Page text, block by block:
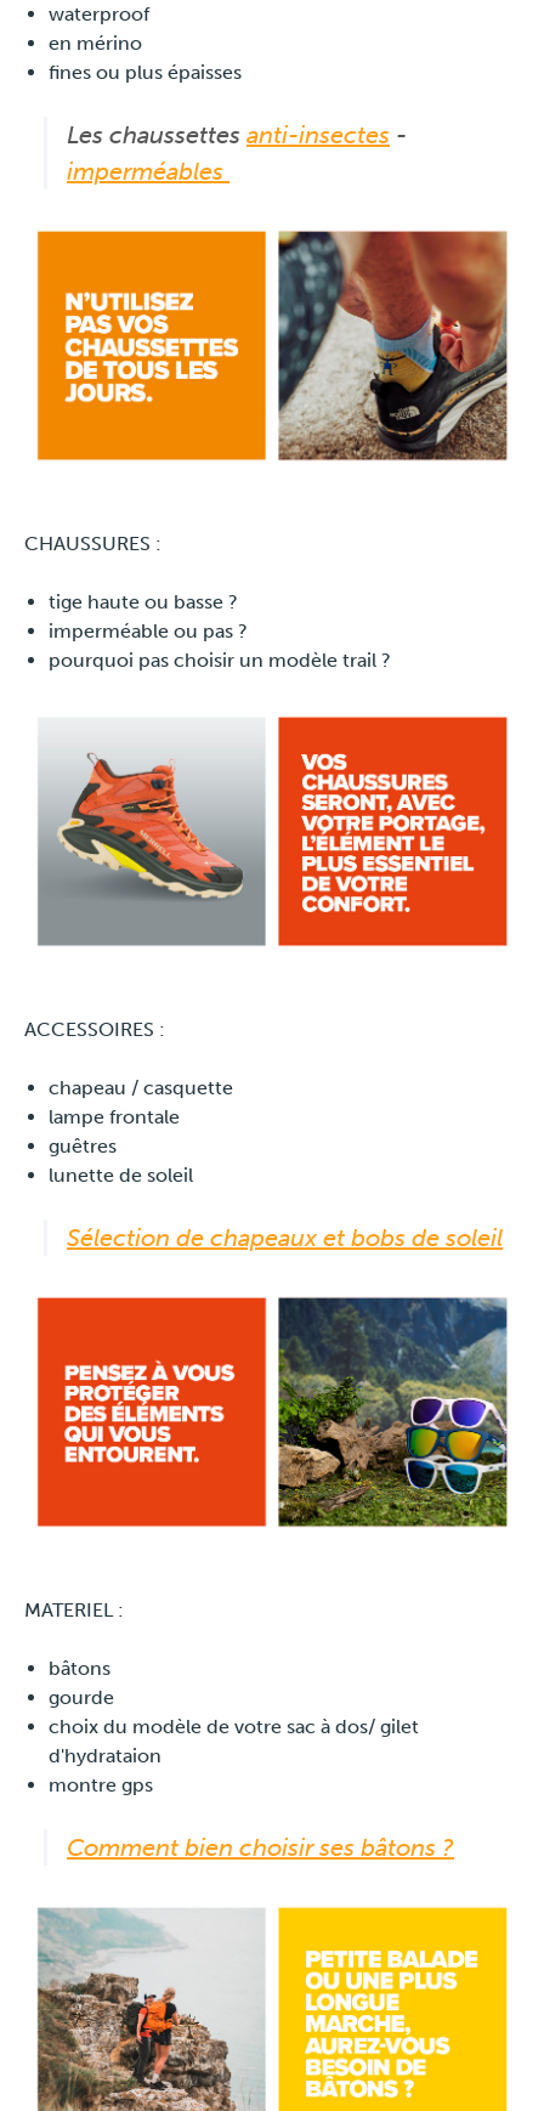
waterproof
en mérino
fines ou plus épaisses
Les chaussettes anti-insectes -
imperméables
CHAUSSURES :
tige haute ou basse ?
imperméable ou pas ?
pourquoi pas choisir un modèle trail ?
ACCESSOIRES :
chapeau / casquette
lampe frontale
guêtres
lunette de soleil
Sélection de chapeaux et bobs de soleil
MATERIEL :
bâtons
gourde
choix du modèle de votre sac à dos/ gilet
d'hydrataion
montre gps
Comment bien choisir ses bâtons ?